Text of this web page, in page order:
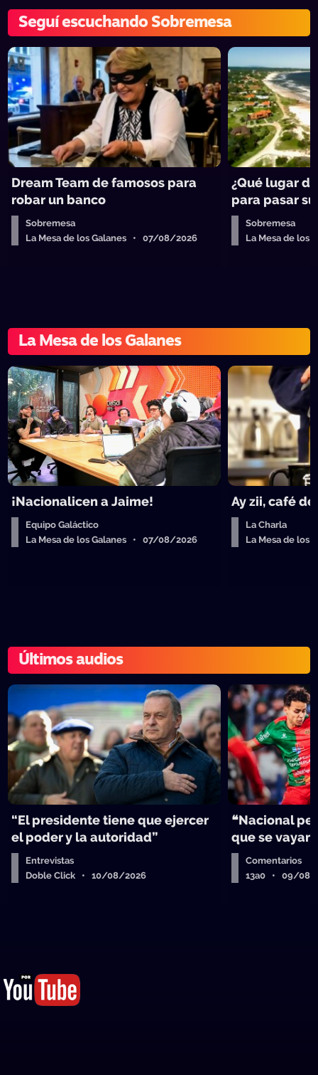
Seguí escuchando Sobremesa
Dream Team de famosos para
robar un banco
Sobremesa
La Mesa de los Galanes • 07/08/2026
¿Qué lugar
para pasar
Sobremesa
La Mesa de
La Mesa de los Galanes
¡Nacionalicen a Jaime!
Equipo Galáctico
La Mesa de los Galanes • 07/08/2026
Ay zii, café
La Charla
La Mesa de
Últimos audios
“El presidente tiene que ejercer
el poder y la autoridad”
Entrevistas
Doble Click • 10/08/2026
❝Nacional
que se vayan
Comentarios
13a0 • 09/08/